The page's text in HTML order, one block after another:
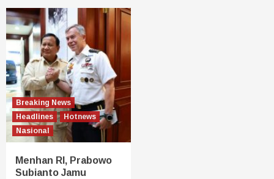
Breaking News
Headlines
Hotnews
Nasional
Menhan RI, Prabowo
Subianto Jamu